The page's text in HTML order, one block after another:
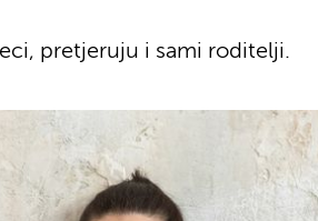
pretjeruju i sami roditelji.